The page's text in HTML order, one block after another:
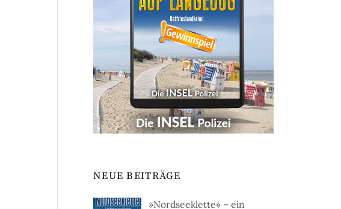
NEUE BEITRÄGE
»Nordseeklette« – ein